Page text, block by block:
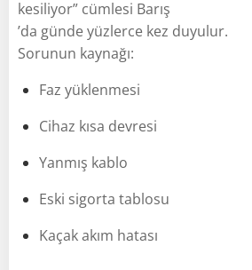
kesiliyor” cümlesi Barış
’da günde yüzlerce kez duyulur.
Sorunun kaynağı:
Faz yüklenmesi
Cihaz kısa devresi
Yanmış kablo
Eski sigorta tablosu
Kaçak akım hatası